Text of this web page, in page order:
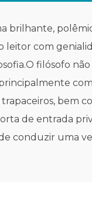
brilhante,
leitor com
filósofo não
bem
de entrada
conduzir uma